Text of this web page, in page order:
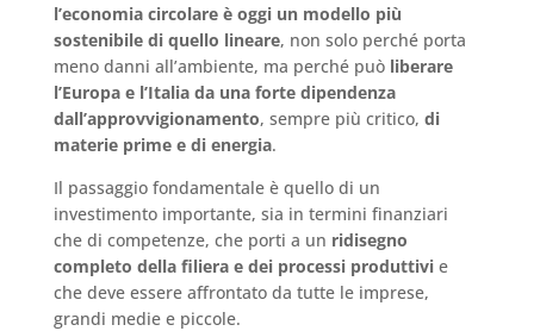
l’economia circolare è oggi un modello più
sostenibile di quello lineare, non solo perché porta
meno danni all’ambiente, ma perché può liberare
l’Europa e l’Italia da una forte dipendenza
dall’approvvigionamento, sempre più critico, di
materie prime e di energia.
Il passaggio fondamentale è quello di un
investimento importante, sia in termini finanziari
che di competenze, che porti a un ridisegno
completo della filiera e dei processi produttivie
che deve essere affrontato da tutte le imprese,
grandi medie e piccole.